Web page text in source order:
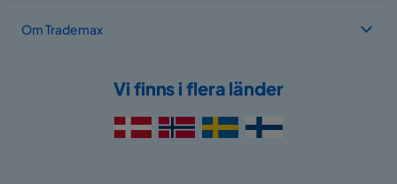
Om Trademax
Vi finns i flera länder